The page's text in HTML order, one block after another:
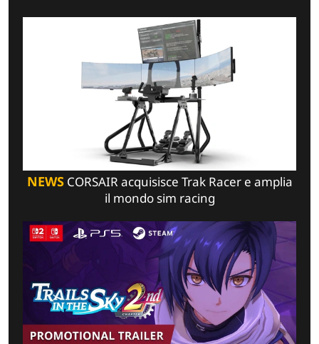
NEWSCORSAIR acquisisce Trak Racer e amplia
il mondo sim racing